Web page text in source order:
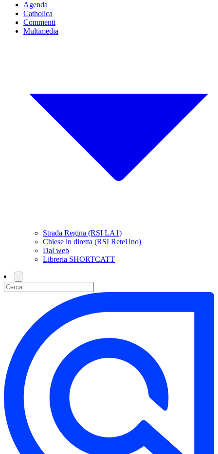
Agenda
Catholica
Commenti
Multimedia
Strada Regina (RSI LA1)
Chiese in diretta (RSI ReteUno)
Dal web
Libreria SHORTCATT